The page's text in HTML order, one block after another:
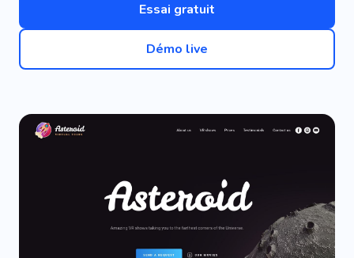
Essai gratuit
Démo live